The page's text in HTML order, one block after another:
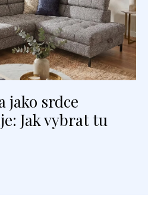
jako srdce
Jak vybrat tu